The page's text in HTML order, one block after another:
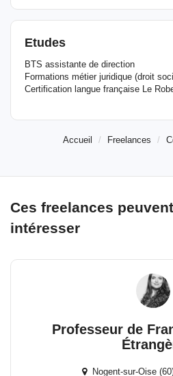
Etudes
BTS assistante de direction
Formations métier juridique (droit
Certification langue française Le
Accueil Freelances
Ces freelances
intéresser
Professeur de
Nogent-sur-Oise